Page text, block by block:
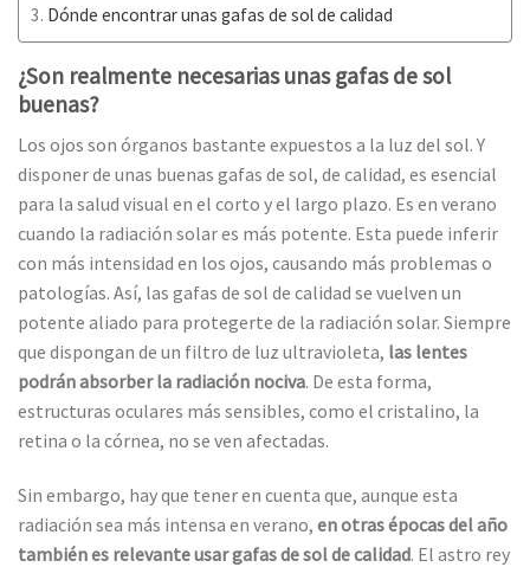
Dónde encontrar unas gafas de sol de calidad
¿Son realmente necesarias unas gafas de sol
buenas?
Los ojos son órganos bastante expuestos a la luz del sol. Y
disponer de unas buenas gafas de sol, de calidad, es esencial
para la salud visual en el corto y el largo plazo. Es en verano
cuando la radiación solar es más potente. Esta puede inferir
con más intensidad en los ojos, causando más problemas o
patologías. Así, las gafas de sol de calidad se vuelven un
potente aliado para protegerte de la radiación solar. Siempre
que dispongan de un filtro de luz ultravioleta, las lentes
podrán absorber la radiación nociva. De esta forma,
estructuras oculares más sensibles, como el cristalino, la
retina o la córnea, no se ven afectadas.
Sin embargo, hay que tener en cuenta que, aunque esta
radiación sea más intensa en verano, en otras épocas del año
también es relevante usar gafas de sol de calidad. El astro rey